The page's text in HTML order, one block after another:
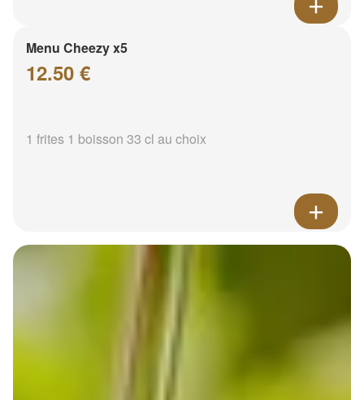
Menu Cheezy x5
12.50 €
1 frites 1 boisson 33 cl au choix